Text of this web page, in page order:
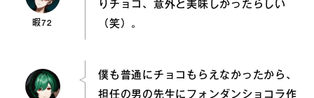
暇72
りチョコ、意外と美味しかったらしい
（笑）。
僕も普通にチョコもらえなかったから、
担任の男の先生にフォンダンショコラ作